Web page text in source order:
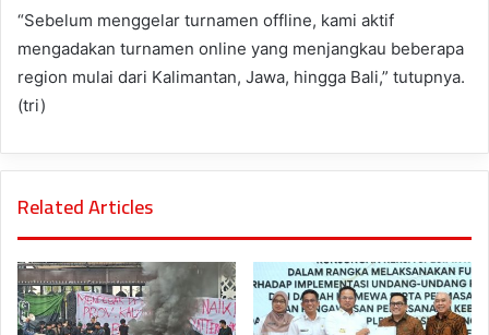
“Sebelum menggelar turnamen offline, kami aktif
mengadakan turnamen online yang menjangkau beberapa
region mulai dari Kalimantan, Jawa, hingga Bali,” tutupnya.
(tri)
Related Articles